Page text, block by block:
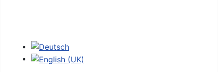
Select your language